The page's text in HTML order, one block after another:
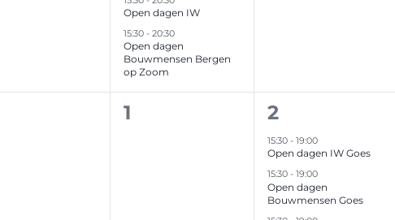
Open dagen IW
15:30 -20:30
Open dagen
Bouwmensen Bergen
op Zoom
0
evenementen,
1
3
2
15:30 - 19:00
Open dagen IW Goes
15:30 - 19:00
Open dagen
Bouwmensen Goes